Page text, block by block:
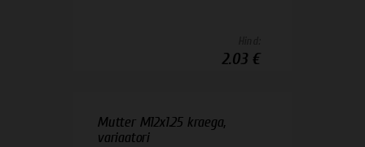
2.03 €
Mutter M12x1.25 kraega,
variaatori